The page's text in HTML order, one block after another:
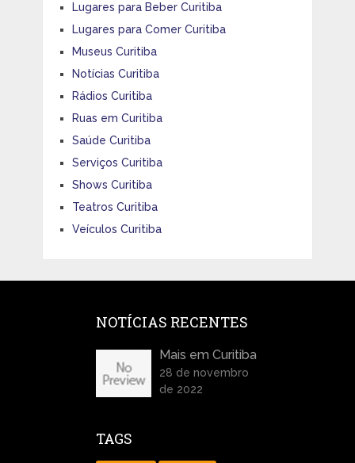
Lugares para Beber Curitiba
Lugares para Comer Curitiba
Museus Curitiba
Notícias Curitiba
Rádios Curitiba
Ruas em Curitiba
Saúde Curitiba
Serviços Curitiba
Shows Curitiba
Teatros Curitiba
Veículos Curitiba
NOTÍCIAS RECENTES
Mais em Curitiba
28 de novembro
de 2022
TAGS